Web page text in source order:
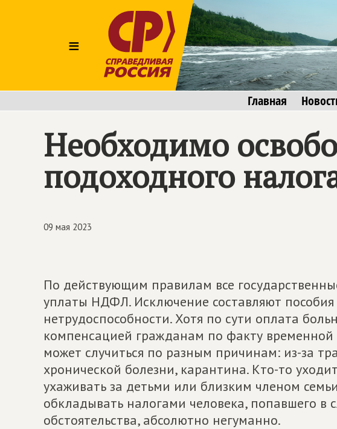
≡
Главная
Необходимо
подоходного
09 мая 2023
По действующим правилам все
уплаты НДФЛ. Исключение составляют
нетрудоспособности. Хотя по сути оплата
компенсацией гражданам по факту временной
может случиться по разным причинам: из-за
хронической болезни, карантина. Кто-то
ухаживать за детьми или близким членом
обкладывать налогами человека, попавшего в
обстоятельства, абсолютно негуманно.